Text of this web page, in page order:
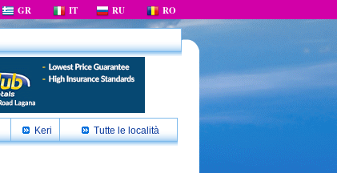
GR IT RU RO
Keri Tutte le località